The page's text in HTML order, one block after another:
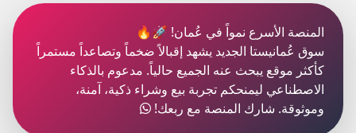
المنصة الأسرع نمواً في عُمان! 🚀🔥
سوق عُمانيستا الجديد يشهد إقبالاً ضخماً وتصاعداً مستمراً
كأكثر موقع يبحث عنه الجميع حالياً. مدعوم بالذكاء
الاصطناعي ليمنحكم تجربة بيع وشراء ذكية، آمنة،
وموثوقة. شارك المنصة مع ربعك!